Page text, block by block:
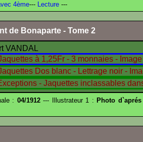
4ème--- Lecture ---
de Bonaparte - Tome 2
VANDAL
: 04/1912--- Illustrateur 1 : Photo